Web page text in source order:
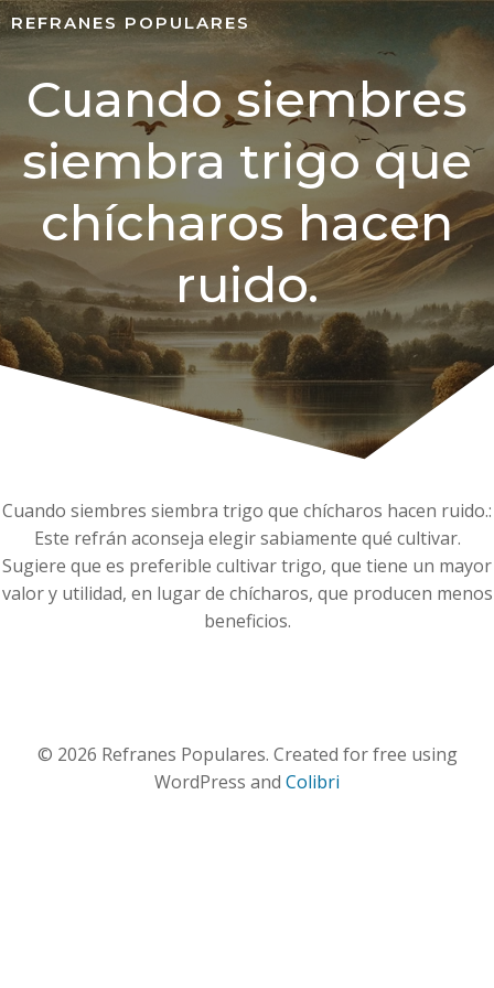
REFRANES POPULARES
Cuando siembres
siembra trigo que
chícharos hacen
ruido.
Cuando siembres siembra trigo que chícharos hacen ruido.:
Este refrán aconseja elegir sabiamente qué cultivar.
Sugiere que es preferible cultivar trigo, que tiene un mayor
valor y utilidad, en lugar de chícharos, que producen menos
beneficios.
© 2026 Refranes Populares. Created for free using
WordPress and Colibri